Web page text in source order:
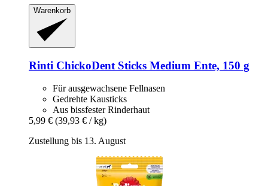
Warenkorb
Rinti ChickoDent Sticks Medium Ente, 150 g
Für ausgewachsene Fellnasen
Gedrehte Kausticks
Aus bissfester Rinderhaut
5,99 € (39,93 € / kg)
Zustellung bis 13. August